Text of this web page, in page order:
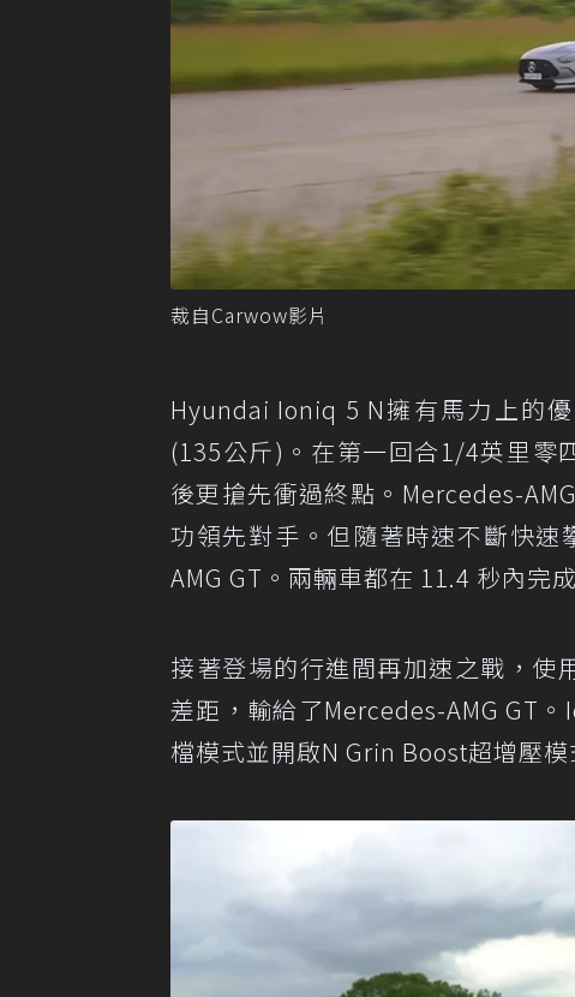
裁自Carwow影片
Hyundai Ioniq 5 N擁有馬力上的
(135公斤)。在第一回合1/4英里零
後更搶先衝過終點。Mercedes-
功領先對手。但隨著時速不斷快
AMG GT。兩輛車都在 11.4 秒內完
接著登場的行進間再加速之戰，
差距，輸給了Mercedes-AMG GT
檔模式並開啟N Grin Boost超增壓